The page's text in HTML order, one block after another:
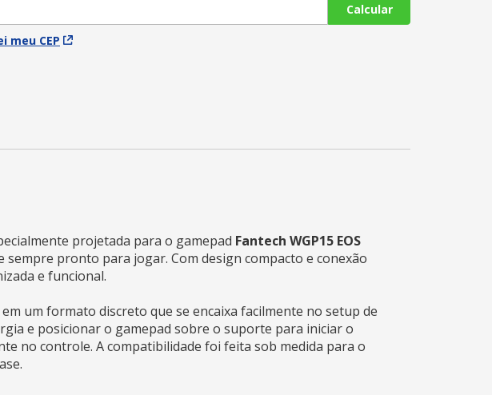
Calcular
meu CEP
projetada para o gamepad Fantech WGP15 EOS
pronto para jogar. Com design compacto e conexão
e funcional.
um formato discreto que se encaixa facilmente no setup de
e posicionar o gamepad sobre o suporte para iniciar o
no controle. A compatibilidade foi feita sob medida para o